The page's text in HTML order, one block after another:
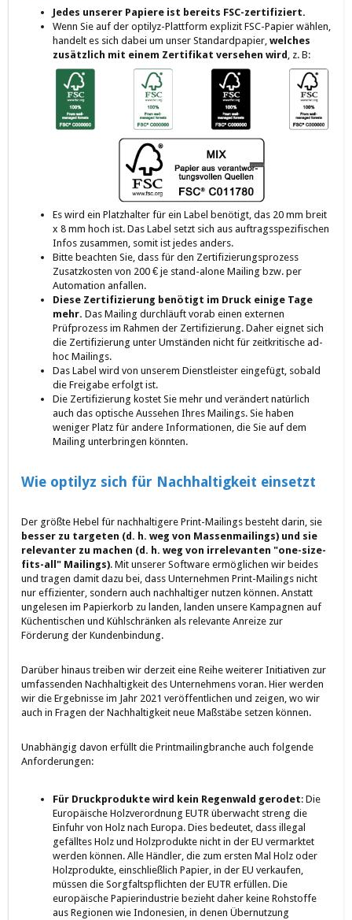
Jedes unserer Papiere ist bereits FSC-zertifiziert.
Wenn Sie auf der optilyz-Plattform explizit FSC-Papier wählen,
handelt es sich dabei um unser Standardpapier, welches
zusätzlich mit einem Zertifikat versehen wird , z. B:
Es wird ein Platzhalter für ein Label benötigt, das 20 mm breit
x 8 mm hoch ist. Das Label setzt sich aus auftragsspezifischen
Infos zusammen, somit ist jedes anders.
Bitte beachten Sie, dass für den Zertifizierungsprozess
Zusatzkosten von 200 € je stand-alone Mailing bzw. per
Automation anfallen.
Diese Zertifizierung benötigt im Druck einige Tage
mehr. Das Mailing durchläuft vorab einen externen
Prüfprozess im Rahmen der Zertifizierung. Daher eignet sich
die Zertifizierung unter Umständen nicht für zeitkritische ad-
hoc Mailings.
Das Label wird von unserem Dienstleister eingefügt, sobald
die Freigabe erfolgt ist.
Die Zertifizierung kostet Sie mehr und verändert natürlich
auch das optische Aussehen Ihres Mailings. Sie haben
weniger Platz für andere Informationen, die Sie auf dem
Mailing unterbringen könnten.
Wie optilyz sich für Nachhaltigkeit einsetzt
Der größte Hebel für nachhaltigere Print-Mailings besteht darin, sie
besser zu targeten (d. h. weg von Massenmailings) und sie
relevanter zu machen (d. h. weg von irrelevanten "one-size-
fits-all" Mailings). Mit unserer Software ermöglichen wir beides
und tragen damit dazu bei, dass Unternehmen Print-Mailings nicht
nur effizienter, sondern auch nachhaltiger nutzen können. Anstatt
ungelesen im Papierkorb zu landen, landen unsere Kampagnen auf
Küchentischen und Kühlschränken als relevante Anreize zur
Förderung der Kundenbindung.
Darüber hinaus treiben wir derzeit eine Reihe weiterer Initiativen zur
umfassenden Nachhaltigkeit des Unternehmens voran. Hier werden
wir die Ergebnisse im Jahr 2021 veröffentlichen und zeigen, wo wir
auch in Fragen der Nachhaltigkeit neue Maßstäbe setzen können.
Unabhängig davon erfüllt die Printmailingbranche auch folgende
Anforderungen:
Für Druckprodukte wird kein Regenwald gerodet: Die
Europäische Holzverordnung EUTR überwacht streng die
Einfuhr von Holz nach Europa. Dies bedeutet, dass illegal
gefälltes Holz und Holzprodukte nicht in der EU vermarktet
werden können. Alle Händler, die zum ersten Mal Holz oder
Holzprodukte, einschließlich Papier, in der EU verkaufen,
müssen die Sorgfaltspflichten der EUTR erfüllen. Die
europäische Papierindustrie bezieht daher keine Rohstoffe
aus Regionen wie Indonesien, in denen Übernutzung